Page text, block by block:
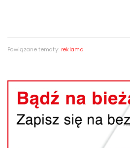
Powiązane tematy: reklama